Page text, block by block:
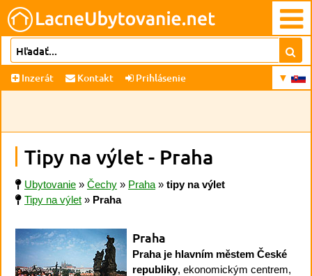
Inzerát Kontakt Prihlásenie
Tipy na výlet - Praha
Ubytovanie » Čechy » Praha » tipy na výlet
Tipy na výlet » Praha
Praha
Praha je hlavním městem České
republiky, ekonomickým centrem,